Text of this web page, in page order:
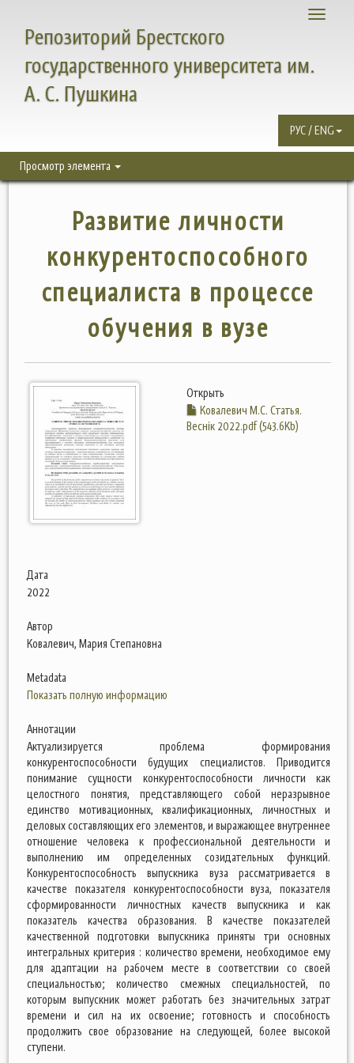
Toggle
Репозиторий Брестского
государственного университета им.
А. С. Пушкина
РУС / ENG
Просмотр элемента
Развитие личности
конкурентоспособного
специалиста в процессе
обучения в вузе
Открыть
Ковалевич М.С. Статья.
Веснік 2022.pdf (543.6Kb)
Дата
2022
Автор
Ковалевич, Мария Степановна
Metadata
Показать полную информацию
Аннотации
Актуализируется проблема формирования
конкурентоспособности будущих специалистов. Приводится
понимание сущности конкурентоспособности личности как
целостного понятия, представляющего собой неразрывное
единство мотивационных, квалификационных, личностных и
деловых составляющих его элементов, и выражающее внутреннее
отношение человека к профессиональной деятельности и
выполнению им определенных созидательных функций.
Конкурентоспособность выпускника вуза рассматривается в
качестве показателя конкурентоспособности вуза, показателя
сформированности личностных качеств выпускника и как
показатель качества образования. В качестве показателей
качественной подготовки выпускника приняты три основных
интегральных критерия : количество времени, необходимое ему
для адаптации на рабочем месте в соответствии со своей
специальностью; количество смежных специальностей, по
которым выпускник может работать без значительных затрат
времени и сил на их освоение; готовность и способность
продолжить свое образование на следующей, более высокой
ступени.